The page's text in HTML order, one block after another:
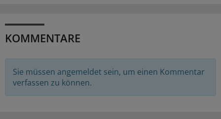
KOMMENTARE
Sie müssen angemeldet sein, um einen Kommentar
verfassen zu können.